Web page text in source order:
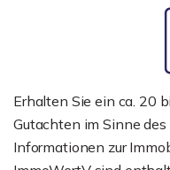
Erhalten Sie ein ca. 20
Gutachten im Sinne
Informationen zur